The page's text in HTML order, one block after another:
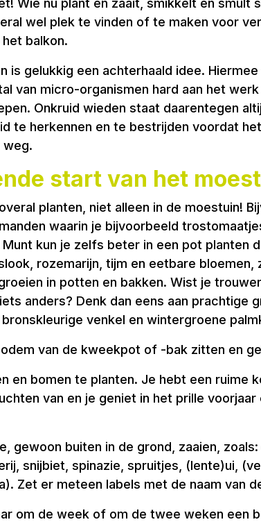
Wie nu plant en zaait, smikkelt en smult
wel plek te vinden of te maken voor
balkon.
gelukkig een achterhaald idee.
van micro-organismen hard aan het
Onkruid wieden staat daarentegen
te herkennen en te bestrijden voordat
weg.
start van het
planten, niet alleen in de moestuin!
waarin je bijvoorbeeld
kun je zelfs beter in een pot planten
rozemarijn, tijm en eetbare
in potten en bakken. Wist je
anders? Denk dan eens aan prachtige
venkel en wintergroene
van de kweekpot of -bak zitten en
en bomen te planten. Je hebt een ruime
van en je geniet in het prille
gewoon buiten in de grond, zaaien,
snijbiet, spinazie, spruitjes, (lente)ui,
Zet er meteen labels met de naam van
om de week of om de twee weken